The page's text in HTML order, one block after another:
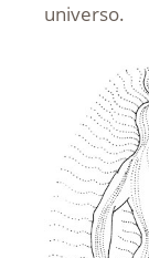
universo.